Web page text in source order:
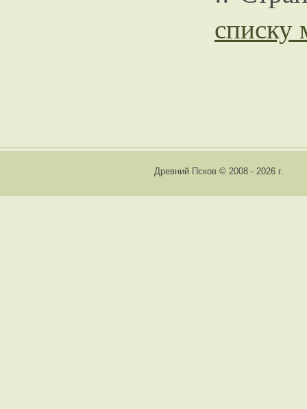
списку
Древний Псков © 2008 - 2026 г.